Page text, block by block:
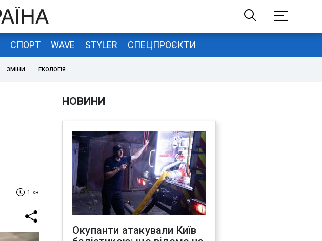
СПОРТ WAVE STYLER СПЕЦПРОЄКТИ
ЗМІНИ ЕКОЛОГІЯ
1 хв
НОВИНИ
Окупанти атакували Київ